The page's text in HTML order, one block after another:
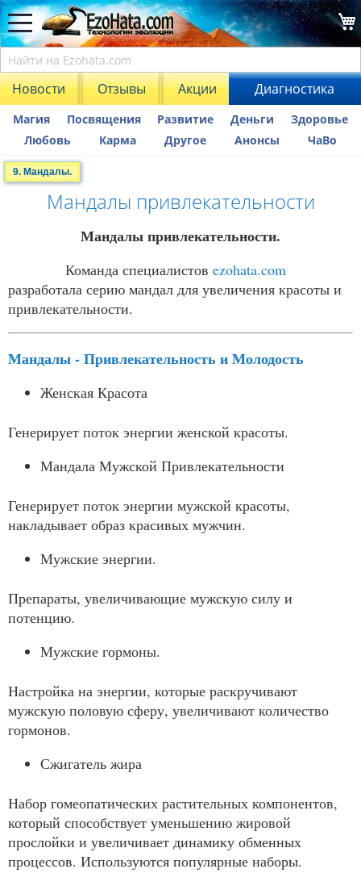
Новости Отзывы Акции Диагностика
Магия Посвящения Развитие Деньги
Здоровье
Любовь
Карма Другое Анонсы ЧаВо
9. Мандалы.
Мандалы привлекательности
Мандалы привлекательности.
Команда специалистов ezohata.com
разработала серию мандал для увеличения красоты и
привлекательности.
Мандалы - Привлекательность и Молодость
Женская Красота
Генерирует поток энергии женской красоты.
Мандала Мужской Привлекательности
Генерирует поток энергии мужской красоты,
накладывает образ красивых мужчин.
Мужские энергии.
Препараты, увеличивающие мужскую силу и
потенцию.
Мужские гормоны.
Настройка на энергии, которые раскручивают
мужскую половую сферу, увеличивают количество
гормонов.
Сжигатель жира
Набор гомеопатических растительных компонентов,
который способствует уменьшению жировой
прослойки и увеличивает динамику обменных
процессов. Используются популярные наборы.